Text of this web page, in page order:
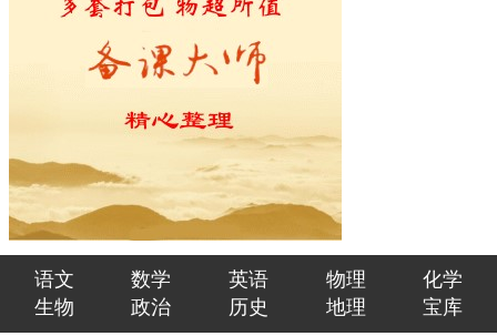
语文 数学 英语 物理
化学
生物
政治 历史 地理 宝库